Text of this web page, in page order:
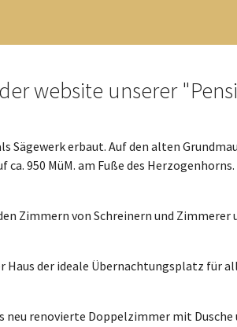
website unserer
Sägewerk erbaut. Auf den alten
950 MüM. am Fuße des
Zimmern von Schreinern und
Haus der ideale Übernachtungsplatz für
renovierte Doppelzimmer mit Dusche